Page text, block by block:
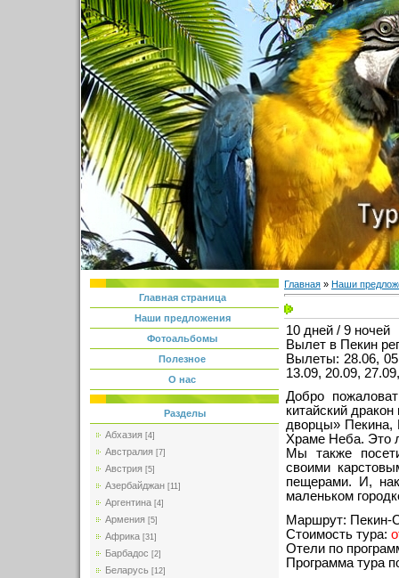
Главная страница
Наши предложения
Фотоальбомы
Полезное
О нас
Разделы
Абхазия [4]
Австралия [7]
Австрия [5]
Азербайджан [11]
Аргентина [4]
Армения [5]
Африка [31]
Барбадос [2]
Беларусь [12]
Главная » Наши
10 дней / 9 ночей
Вылет в Пекин
Вылеты: 28.06,
13.09, 20.09,
Добро
китайский
дворцы» Пекина,
Храме Неба. Это
Мы также
своими
пещерами. И,
маленьком
Маршрут: Пекин-
Стоимость тура:
Отели по
Программа тура